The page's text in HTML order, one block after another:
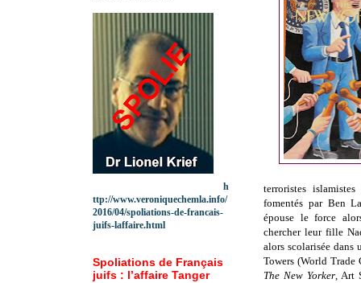
terroristes
fomentés par Ben
épouse le force
chercher leur fille
alors scolarisée dans
Towers (World Trade
The New Yorker,Art
h
ttp://www.veroniquechemla.info/
2016/04/spoliations-de-francais-
juifs-laffaire.html
Spoliations de Français
juifs : l’affaire Tanger